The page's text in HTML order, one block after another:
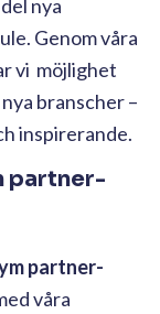
nya
Genom våra
vi möjlighet
branscher –
inspirerande.
partner-
partner-
våra